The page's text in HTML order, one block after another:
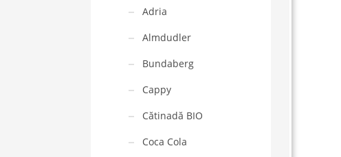
Adria
Almdudler
Bundaberg
Cappy
Cătinadă BIO
Coca Cola